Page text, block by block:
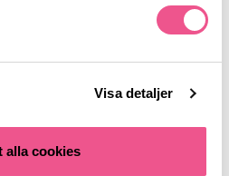
Visa detaljer
alla cookies
produkter
-15% -